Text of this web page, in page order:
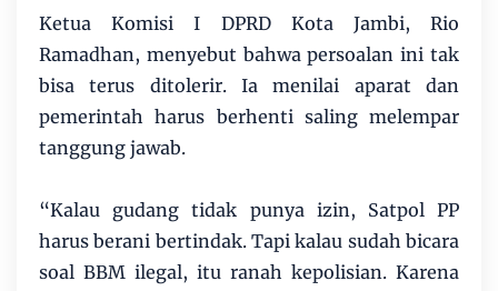
Ketua Komisi I DPRD Kota Jambi, Rio
Ramadhan, menyebut bahwa persoalan ini tak
bisa terus ditolerir. Ia menilai aparat dan
pemerintah harus berhenti saling melempar
tanggung jawab.
“Kalau gudang tidak punya izin, Satpol PP
harus berani bertindak. Tapi kalau sudah bicara
soal BBM ilegal, itu ranah kepolisian. Karena